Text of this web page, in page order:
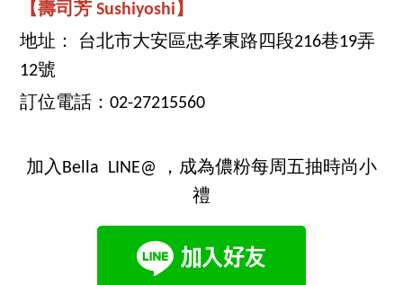
【壽司芳 Sushiyoshi】
地址： 台北市大安區忠孝東路四段216巷19弄
12號
訂位電話：02-27215560
加入Bella LINE@ ，成為儂粉每周五抽時尚小
禮